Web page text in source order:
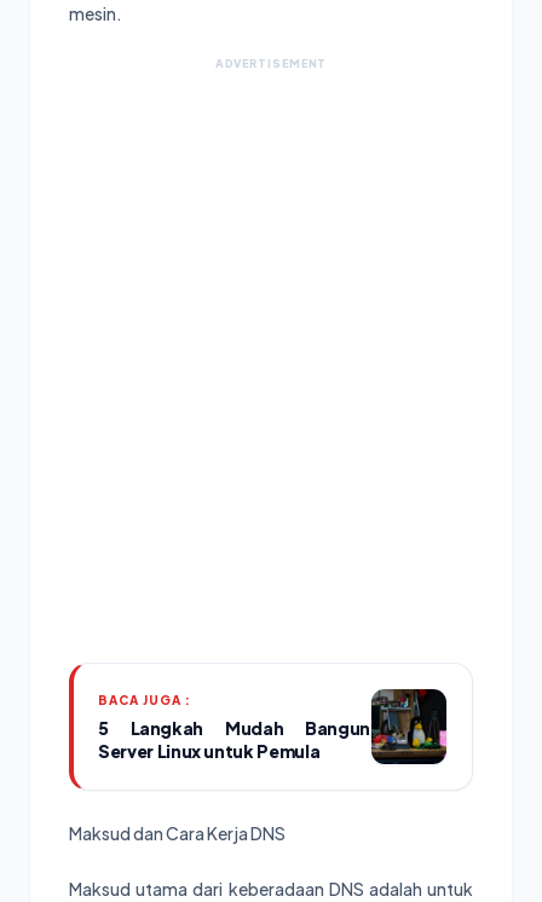
mesin.
ADVERTISEMENT
BACA JUGA :
5 Langkah Mudah Bangun
Server Linux untuk Pemula
Maksud dan Cara Kerja DNS
Maksud utama dari keberadaan DNS adalah untuk